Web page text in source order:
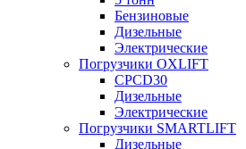
Бензиновые
Дизельные
Электрические
Погрузчики OXLIFT
CPCD30
Дизельные
Электрические
Погрузчики SMARTLIFT
Дизельные